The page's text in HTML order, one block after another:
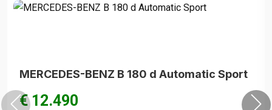
MERCEDES-BENZ B 180 d Automatic Sport
€ 12.490